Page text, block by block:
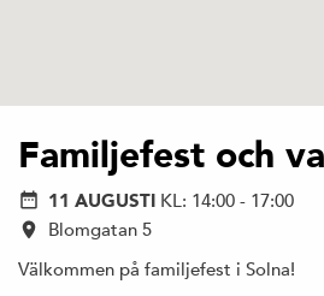
Familjefest och
11 AUGUSTI KL: 14:00 - 17:00
Blomgatan 5
Välkommen på familjefest i Solna!